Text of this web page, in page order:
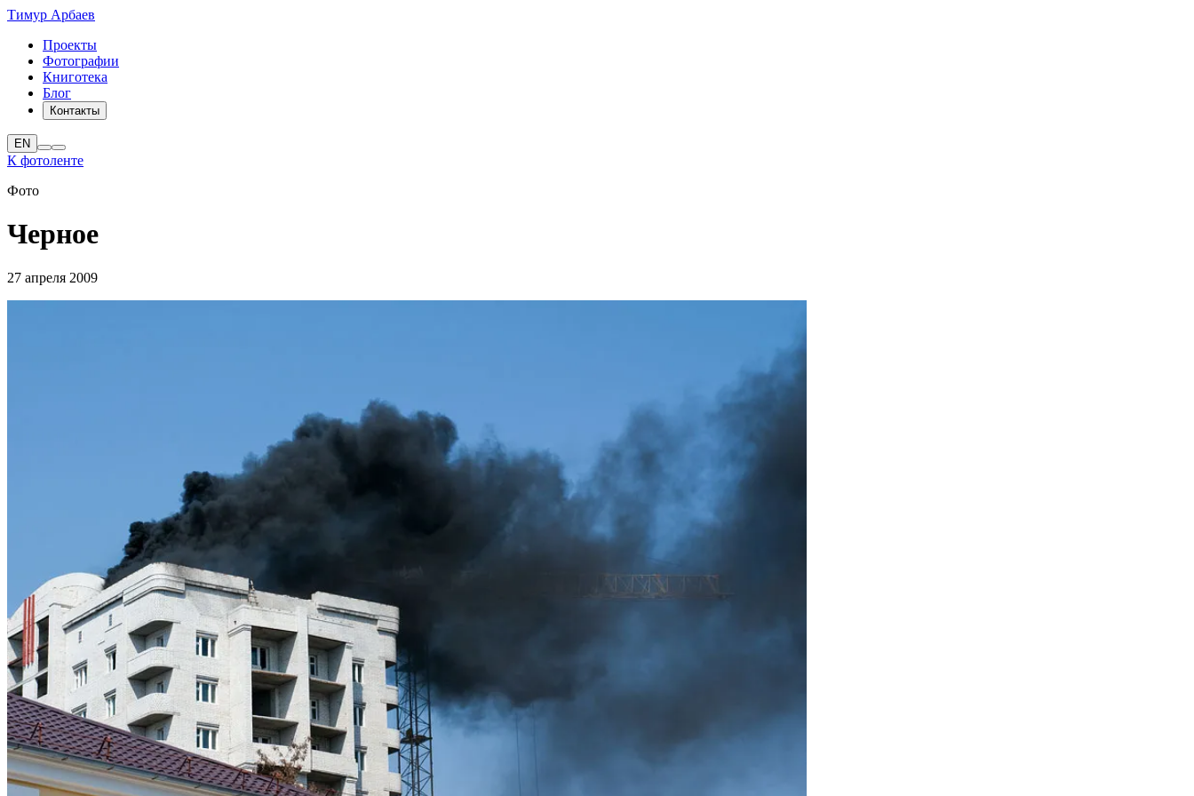
Тимур Арбаев
Проекты
Фотографии
Книготека
Блог
Контакты
EN
К фотоленте
Фото
Черное
27 апреля 2009